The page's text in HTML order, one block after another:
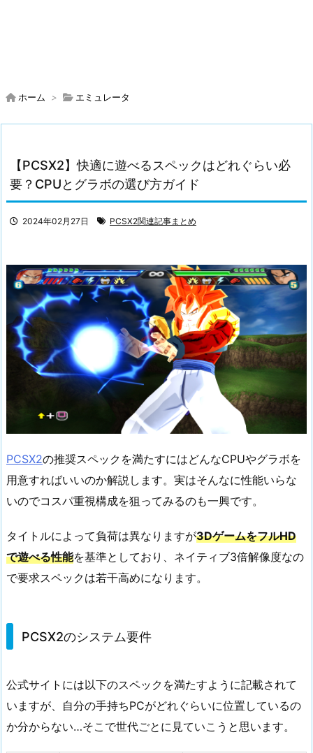
ホーム > エミュレータ
【PCSX2】快適に遊べるスペックはどれぐらい必
要？CPUとグラボの選び方ガイド
2024年02月27日 PCSX2関連記事まとめ
PCSX2の推奨スペックを満たすにはどんなCPUやグラボを
用意すればいいのか解説します。実はそんなに性能いらな
いのでコスパ重視構成を狙ってみるのも一興です。
タイトルによって負荷は異なりますが3DゲームをフルHD
で遊べる性能を基準としており、ネイティブ3倍解像度なの
で要求スペックは若干高めになります。
PCSX2のシステム要件
公式サイトには以下のスペックを満たすように記載されて
いますが、自分の手持ちPCがどれぐらいに位置しているの
か分からない…そこで世代ごとに見ていこうと思います。